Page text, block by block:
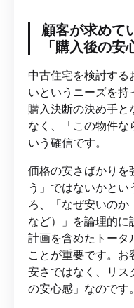
顧客が求めて
「購入後の安
中古住宅を検討する
いというニーズを持
購入決断の決め手と
なく、「この物件な
いう確信です。
価格の安さばかりを
う」ではないかと
ろ、「なぜ安いのか
など）」を論理的に
計画を含めたトータ
ことが重要です。
安さではなく、リス
の安心感」なのです。